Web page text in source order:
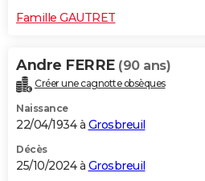
Famille GAUTRET
Andre FERRE (90 ans)
Créer une cagnotte obsèques
Naissance
22/04/1934 à Grosbreuil
Décès
25/10/2024 à Grosbreuil